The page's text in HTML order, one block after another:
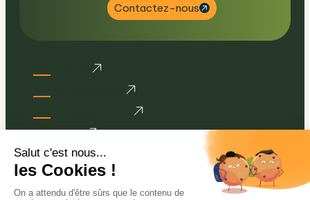
Contactez-nous
Mob’Eeko
Coredemm
Mentions légales